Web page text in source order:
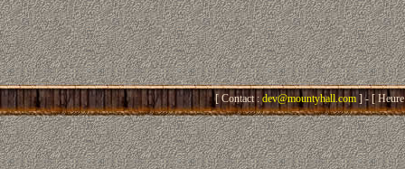
[ Contact : dev@mountyhall.com] - [ Heure